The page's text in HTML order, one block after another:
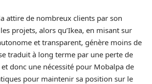
attire de nombreux clients par son
projets, alors qu’Ikea, en misant sur
et transparent, génère moins de
traduit à long terme par une perte de
donc une nécessité pour Mobalpa de
pour maintenir sa position sur le